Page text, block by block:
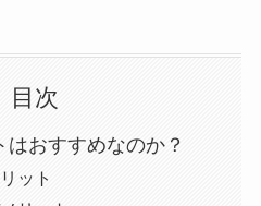
目次
はおすすめなのか？
ット